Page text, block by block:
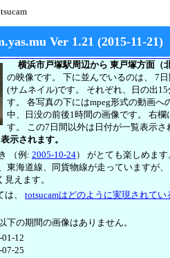
Ver 1.21 (2015-11-21)
横浜市戸塚駅周辺から 東戸塚方面（
の映像です。 下に並んでいるのは、 7
(サムネイル)です。 それぞれ、日の出
す。 各写真の下にはmpeg形式の動画
中、日没の前後1時間の画像です。 右
す。 この7日間以外は日付が一覧表示さ
示されます。
（例: 2005-10-24） がとても楽しめま
東海道線、同貨物線が走っていますが
えます。
は、 totsucamはどのように実現されてい
下の期間の画像はありません。
12
25